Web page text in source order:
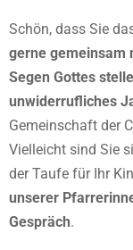
Schön, dass Sie
gerne gemeinsam
Segen Gottes
unwiderrufliches
Gemeinschaft der
Vielleicht sind Sie
der Taufe für Ihr
unserer
Gespräch.